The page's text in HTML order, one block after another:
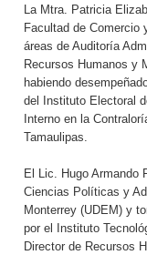
La Mtra. Patricia
Facultad de Comercio
áreas de Auditoría
Recursos Humanos y
habiendo
del Instituto Electoral
Interno en la
Tamaulipas.
El Lic. Hugo Armando
Ciencias Políticas y
Monterrey (UDEM) y
por el Instituto
Director de Recursos